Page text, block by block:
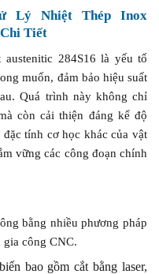
Lý Nhiệt Thép Inox
Tiết
284S16 là yếu tố
muốn, đảm bảo hiệu suất
Quá trình này không chỉ
còn cải thiện đáng kể độ
tính cơ học khác của vật
vững các công đoạn chính
bằng nhiều phương pháp
gia công CNC.
bao gồm cắt bằng laser,